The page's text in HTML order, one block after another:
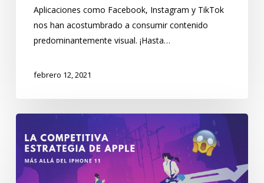
Aplicaciones como Facebook, Instagram y TikTok
nos han acostumbrado a consumir contenido
predominantemente visual. ¡Hasta…
febrero 12, 2021